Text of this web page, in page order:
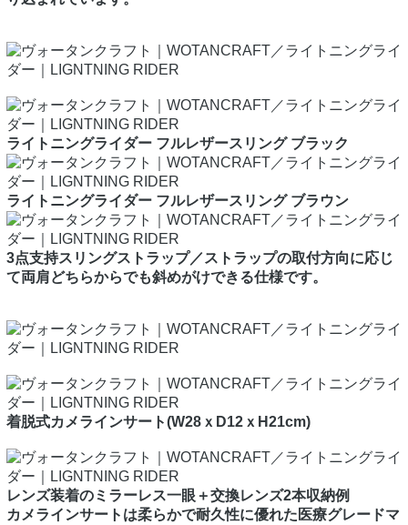
ライトニングライダー フルレザースリング ブラック
ライトニングライダー フルレザースリング ブラウン
3点支持スリングストラップ／ストラップの取付方向に応じ
て両肩どちらからでも斜めがけできる仕様です。
着脱式カメラインサート(W28ｘD12ｘH21cm)
レンズ装着のミラーレス一眼＋交換レンズ2本収納例
カメラインサートは柔らかで耐久性に優れた医療グレードマ